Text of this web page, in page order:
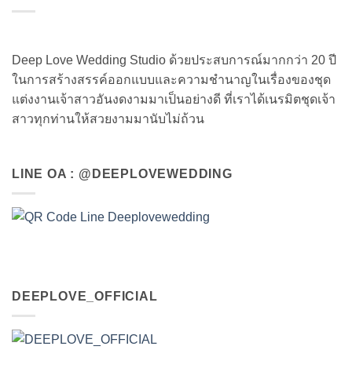
Deep Love Wedding Studio ด้วยประสบการณ์มากกว่า 20 ปี
ในการสร้างสรรค์ออกแบบและความชำนาญในเรื่องของชุด
แต่งงานเจ้าสาวอันงดงามมาเป็นอย่างดี ที่เราได้เนรมิตชุดเจ้า
สาวทุกท่านให้สวยงามมานับไม่ถ้วน
LINE OA : @DEEPLOVEWEDDING
DEEPLOVE_OFFICIAL